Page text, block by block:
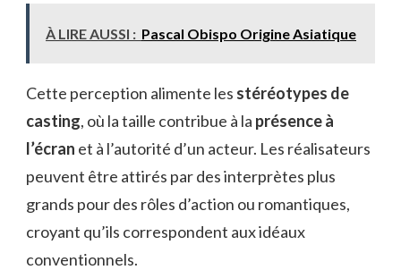
À LIRE AUSSI : Pascal Obispo Origine Asiatique
Cette perception alimente les stéréotypes de
casting, où la taille contribue à la présence à
l’écran et à l’autorité d’un acteur. Les réalisateurs
peuvent être attirés par des interprètes plus
grands pour des rôles d’action ou romantiques,
croyant qu’ils correspondent aux idéaux
conventionnels.